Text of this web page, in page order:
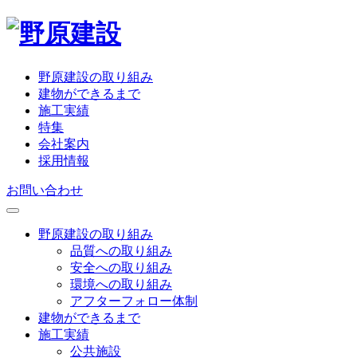
野原建設の取り組み
建物ができるまで
施工実績
特集
会社案内
採用情報
お問い合わせ
野原建設の取り組み
品質への取り組み
安全への取り組み
環境への取り組み
アフターフォロー体制
建物ができるまで
施工実績
公共施設